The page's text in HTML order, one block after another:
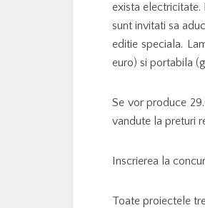
exista
sunt invitati sa
editie speciala.
euro) si portabila
Se vor produce
vandute la preturi
Inscrierea la
Toate proiectele